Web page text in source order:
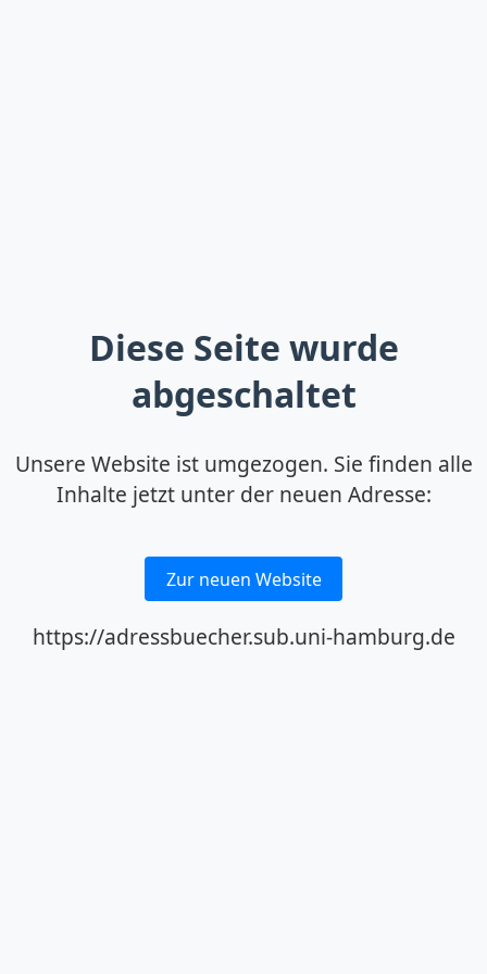
Diese Seite wurde
abgeschaltet
Unsere Website ist umgezogen. Sie finden alle
Inhalte jetzt unter der neuen Adresse:
Zur neuen Website
https://adressbuecher.sub.uni-hamburg.de